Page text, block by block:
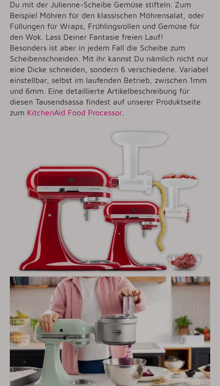
Du mit der Julienne-Scheibe Gemüse stifteln. Zum
Beispiel Möhren für den klassischen Möhrensalat, oder
Füllungen für Wraps, Frühlingsrollen und Gemüse für
den Wok. Lass Deiner Fantasie freien Lauf!
Besonders ist aber in jedem Fall die Scheibe zum
Scheibenschneiden. Mit ihr kannst Du nämlich nicht nur
eine Dicke schneiden, sondern 6 verschiedene. Variabel
einstellbar, selbst im laufenden Betrieb, zwischen 1mm
und 6mm. Eine detaillierte Artikelbeschreibung für
diesen Tausendsassa findest auf unserer Produktseite
zum KitchenAid Food Processor.